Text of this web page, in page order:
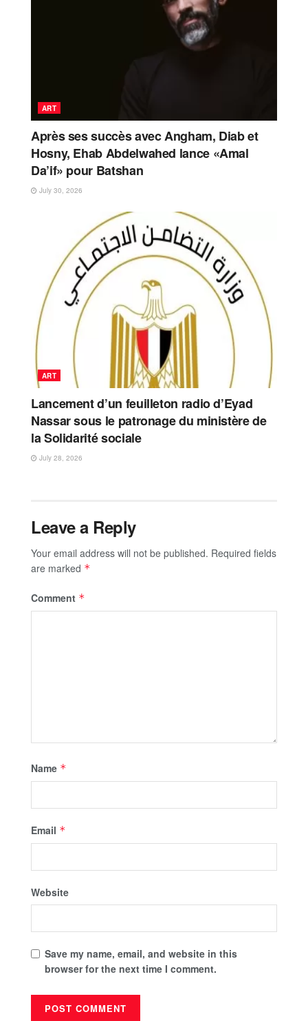
ART
Après ses succès avec Angham, Diab et
Hosny, Ehab Abdelwahed lance «Amal
Da’if» pour Batshan
July 30, 2026
ART
Lancement d’un feuilleton radio d’Eyad
Nassar sous le patronage du ministère de
la Solidarité sociale
July 28, 2026
Leave a Reply
Your email address will not be published. Required fields
are marked *
Comment *
Name *
Email *
Website
Save my name, email, and website in this
browser for the next time I comment.